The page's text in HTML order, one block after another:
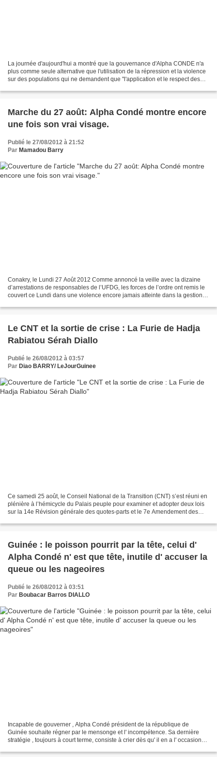
La journée d'aujourd'hui a montré que la gouvernance d'Alpha CONDE n'a
plus comme seule alternative que l'utilisation de la répression et la violence
sur des populations qui ne demandent que "l'application et le respect des
Marche du 27 août: Alpha Condé montre encore
une fois son vrai visage.
Publié le 27/08/2012 à 21:52
Par Mamadou Barry
Conakry, le Lundi 27 Août 2012 Comme annoncé la veille avec la dizaine
d’arrestations de responsables de l’UFDG, les forces de l’ordre ont remis le
couvert ce Lundi dans une violence encore jamais atteinte dans la gestion
Le CNT et la sortie de crise : La Furie de Hadja
Rabiatou Sérah Diallo
Publié le 26/08/2012 à 03:57
Par Diao BARRY/ LeJourGuinee
Ce samedi 25 août, le Conseil National de la Transition (CNT) s’est réuni en
plénière à l’hémicycle du Palais peuple pour examiner et adopter deux lois
sur la 14e Révision générale des quotes-parts et le 7e Amendement des
Guinée : le poisson pourrit par la tête, celui d'
Alpha Condé n' est que tête, inutile d' accuser la
queue ou les nageoires
Publié le 26/08/2012 à 03:51
Par Boubacar Barros DIALLO
Incapable de gouverner , Alpha Condé président de la république de
Guinée souhaite régner par le mensonge et l' incompétence. Sa dernière
stratégie , toujours à court terme, consiste à crier dès qu' il en a l' occasion